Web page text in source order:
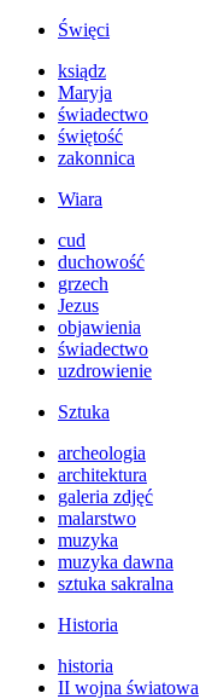
Święci
ksiądz
Maryja
świadectwo
świętość
zakonnica
Wiara
cud
duchowość
grzech
Jezus
objawienia
świadectwo
uzdrowienie
Sztuka
archeologia
architektura
galeria zdjęć
malarstwo
muzyka
muzyka dawna
sztuka sakralna
Historia
historia
II wojna światowa